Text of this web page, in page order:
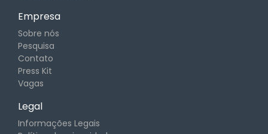
Empresa
Sobre nós
Pesquisa
Contato
Press Kit
Vagas
Legal
Informações Legais